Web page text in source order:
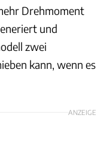
Drehmoment
und
zwei
kann, wenn es
ANZEIGE